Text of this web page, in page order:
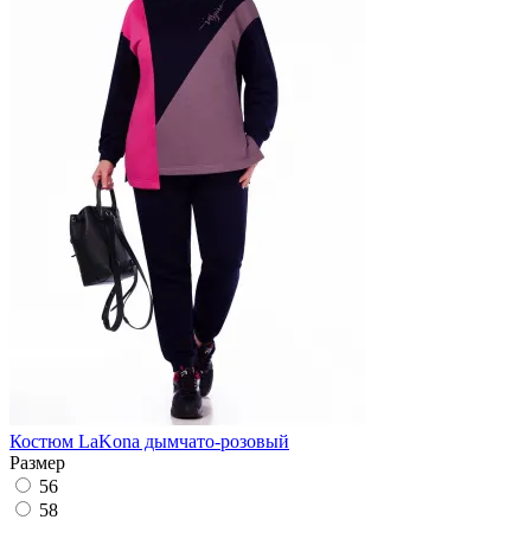
Костюм LaKona дымчато-розовый
Размер
56
58